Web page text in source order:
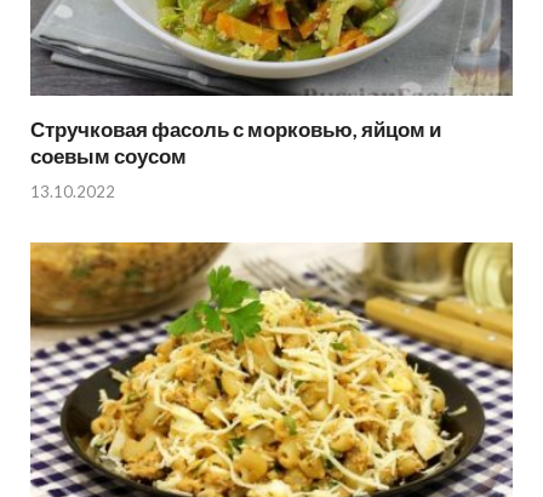
Стручковая фасоль с морковью, яйцом и
соевым соусом
13.10.2022